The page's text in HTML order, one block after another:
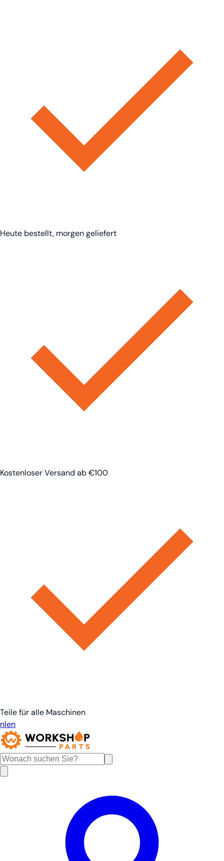
Heute bestellt, morgen geliefert
Kostenloser Versand ab €100
Teile für alle Maschinen
nlen